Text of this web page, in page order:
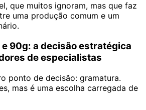
que muitos ignoram, mas que faz
uma produção comum e um
90g: a decisão estratégica
de especialistas
ponto de decisão: gramatura.
mas é uma escolha carregada de